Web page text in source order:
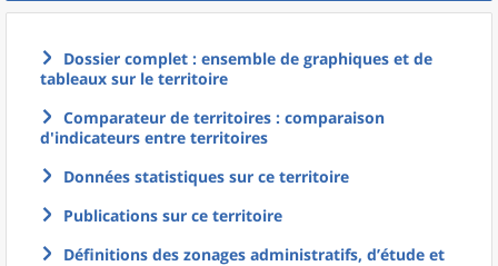
Dossier complet : ensemble de graphiques et de
tableaux sur le territoire
Comparateur de territoires : comparaison
d'indicateurs entre territoires
Données statistiques sur ce territoire
Publications sur ce territoire
Définitions des zonages administratifs, d’étude et